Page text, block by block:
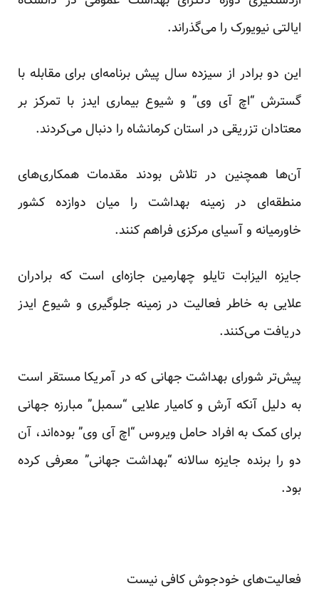
ایالتی نیویورک را می‌گذراند.
این دو برادر از سیزده سال پیش برنامه‌ای برای مقابله با
گسترش “اچ آی وی” و شیوع بیماری ایدز با تمرکز بر
معتادان تزریقی در استان کرمانشاه را دنبال می‌کردند.
آن‌ها همچنین در تلاش بودند مقدمات همکاری‌های
منطقه‌ای در زمینه بهداشت را میان دوازده کشور
خاورمیانه و آسیای مرکزی فراهم کنند.
جایزه الیزابت تایلو چهارمین جازه‌ای است که برادران
علایی به خاطر فعالیت در زمینه جلوگیری و شیوع ایدز
دریافت می‌کنند.
پیش‌تر شورای بهداشت جهانی که در آمریکا مستقر است
به دلیل آنکه آرش و کامیار علایی “سمبل” مبارزه جهانی
برای کمک به افراد حامل ویروس “اچ آی وی” بوده‌اند، آن
دو را برنده جایزه سالانه “بهداشت جهانی” معرفی کرده
بود.
فعالیت‌های خودجوش کافی نیست